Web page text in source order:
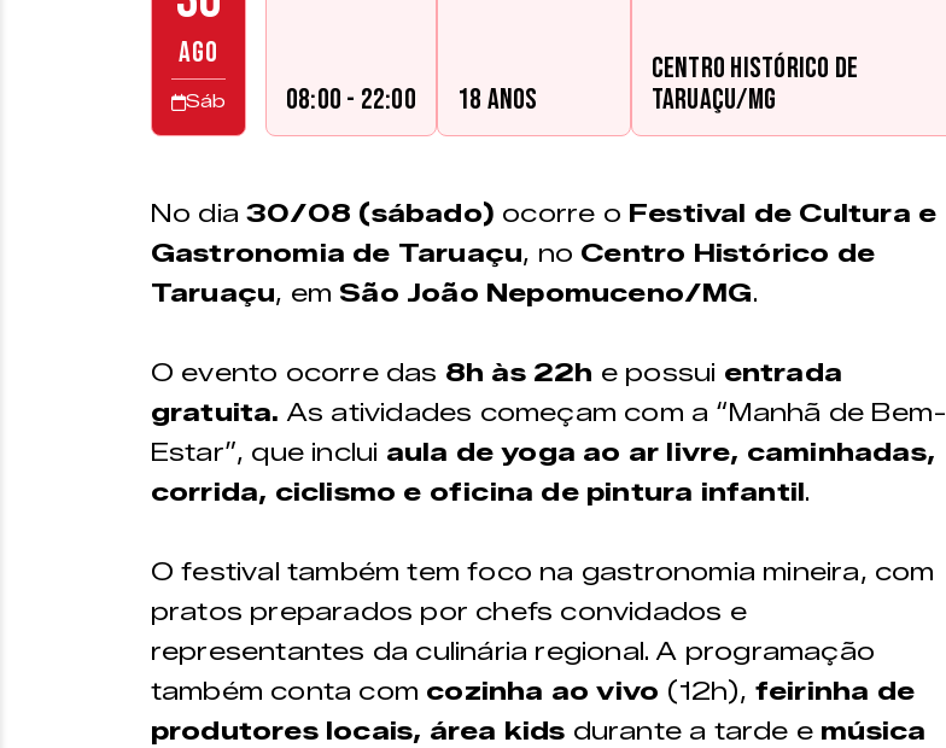
AGO
Sáb 08:00 - 22:00 18 anos
Centro Histórico de
Taruaçu/MG
No dia30/08 (sábado) ocorre o Festival de Cultura e
Gastronomia de Taruaçu, no Centro Histórico de
Taruaçu, em São João Nepomuceno/MG.
O evento ocorre das 8h às 22h e possui entrada
gratuita. As atividades começam com a “Manhã de Bem-
Estar”, que inclui aula de yoga ao ar livre, caminhadas,
corrida, ciclismo e oficina de pintura infantil.
O festival também tem foco na gastronomia mineira, com
pratos preparados por chefs convidados e
representantes da culinária regional. A programação
também conta com cozinha ao vivo (12h), feirinha de
produtores locais, área kids durante a tarde e música